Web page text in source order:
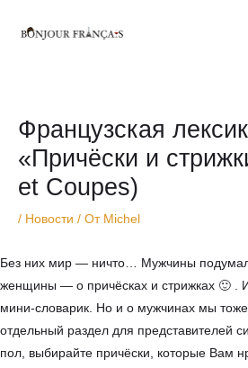
Французская
«Причёски и
et Coupes)
/ Новости / От Michel
Без них мир — ничто… Мужчины
женщины — о причёсках и стрижках 🙂 .
мини-словарик. Но и о мужчинах мы
отдельный раздел для представителей
пол, выбирайте причёски, которые Вам
записям